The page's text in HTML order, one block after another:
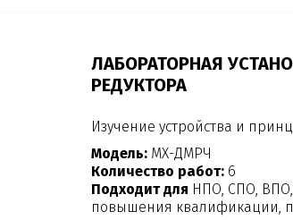
ЛАБОРАТОРНАЯ
РЕДУКТОРА
Изучение устройства и
Модель: МХ-ДМРЧ
Количество работ: 6
Подходит для НПО, СПО, ВПО,
повышения квалификации,